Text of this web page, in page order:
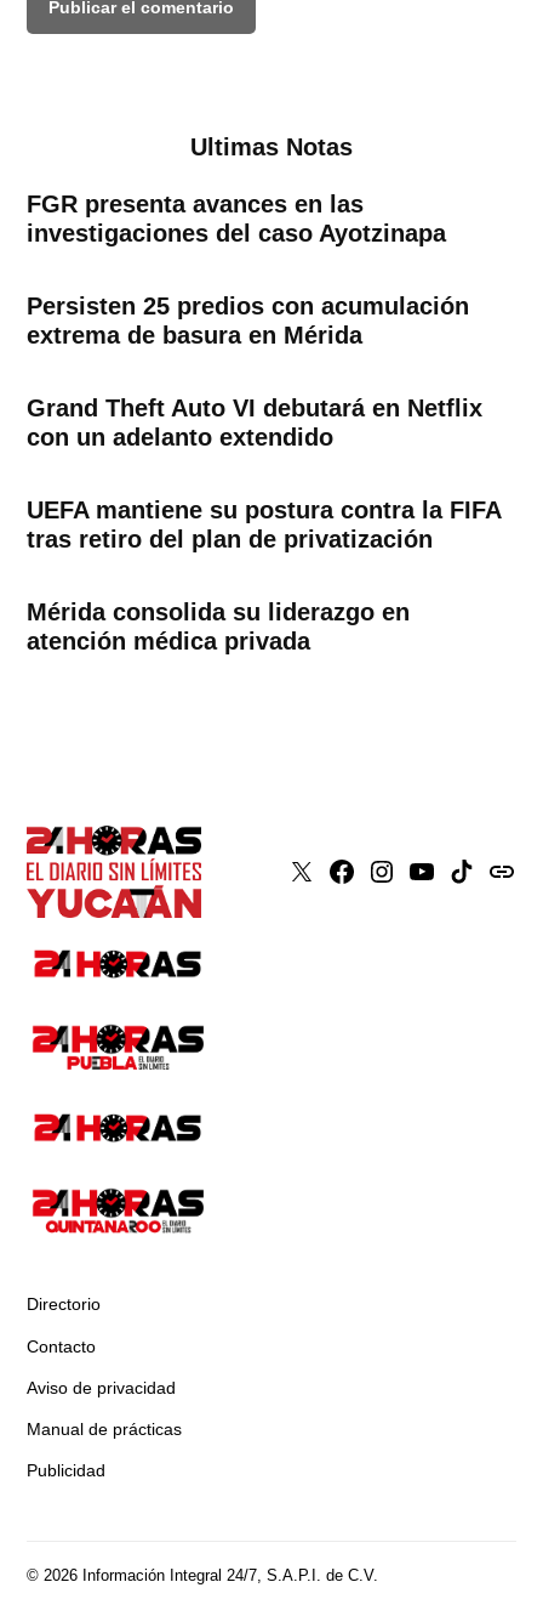
Ultimas Notas
FGR presenta avances en las
investigaciones del caso Ayotzinapa
Persisten 25 predios con acumulación
extrema de basura en Mérida
Grand Theft Auto VI debutará en Netflix
con un adelanto extendido
UEFA mantiene su postura contra la FIFA
tras retiro del plan de privatización
Mérida consolida su liderazgo en
atención médica privada
X Faceboook
Instagram
YoutubeTiktokissuu
Directorio
Contacto
Aviso de privacidad
Manual de prácticas
Publicidad
© 2026 Información Integral 24/7, S.A.P.I. de C.V.